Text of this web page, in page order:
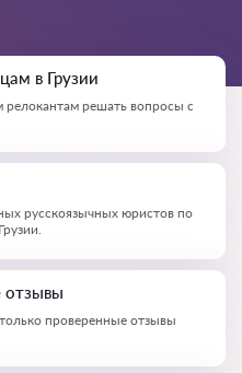
в Грузии
решать вопросы с
русскоязычных юристов по
отзывы
проверенные отзывы